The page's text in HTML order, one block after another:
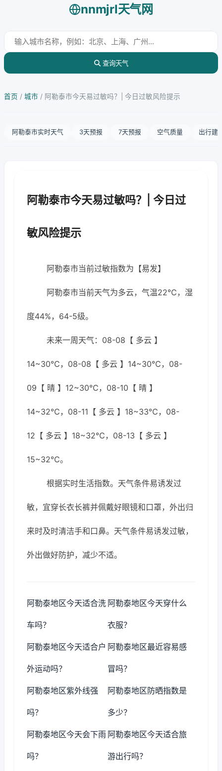
nnmjrl天气网
查询天气
首页 / 城市 / 阿勒泰市今天易过敏吗？| 今日过敏风险提示
阿勒泰市实时天气 3天预报 7天预报 空气质量 出行建
阿勒泰市今天易过敏吗？| 今日过
敏风险提示
阿勒泰市当前过敏指数为【易发】
阿勒泰市当前天气为多云，气温22℃，湿
度44%，64-5级。
未来一周天气：08-08【 多云 】
14~30℃，08-08【 多云 】14~30℃，08-
09【 晴 】12~30℃，08-10【 晴 】
14~32℃，08-11【 多云 】18~33℃，08-
12【 多云 】18~32℃，08-13【 多云 】
15~32℃。
根据实时生活指数。天气条件易诱发过
敏，宜穿长衣长裤并佩戴好眼镜和口罩，外出归
来时及时清洁手和口鼻。天气条件易诱发过敏，
外出做好防护，减少不适。
阿勒泰地区今天适合洗
车吗？
阿勒泰地区今天穿什么
衣服？
阿勒泰地区今天适合户
外运动吗？
阿勒泰地区最近容易感
冒吗？
阿勒泰地区紫外线强
吗？
阿勒泰地区防晒指数是
多少？
阿勒泰地区今天会下雨
吗？
阿勒泰地区今天适合旅
游出行吗？